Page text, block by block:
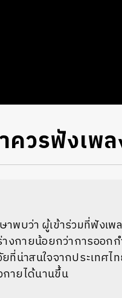
าควรฟังเ
พบว่า ผู้เข้าร่วมที่ฟังเ
างกายน้อยกว่าการออ
ที่น่าสนใจจากประเทศ
ายได้นานขึ้น